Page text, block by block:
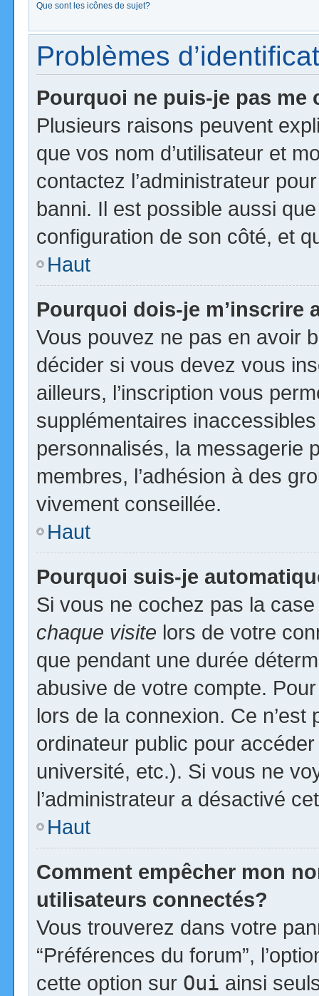
Que sont les icônes de sujet?
Problèmes
Pourquoi ne puis-je pas me
Plusieurs raisons peuvent
que vos nom d’utilisateur et
contactez l’administrateur
banni. Il est possible aussi
configuration de son côté, et
Haut
Pourquoi dois-je m’inscrire
Vous pouvez ne pas en avoir
décider si vous devez vous
ailleurs, l’inscription vous
supplémentaires
personnalisés, la messagerie
membres, l’adhésion à des
vivement conseillée.
Haut
Pourquoi suis-je
Si vous ne cochez pas la
chaque visite lors de votre
que pendant une durée
abusive de votre compte.
lors de la connexion. Ce
ordinateur public pour
université, etc.). Si vous ne
l’administrateur a désactivé
Haut
Comment empêcher mon
utilisateurs connectés?
Vous trouverez dans votre
“Préférences du forum”,
cette option sur Oui ainsi